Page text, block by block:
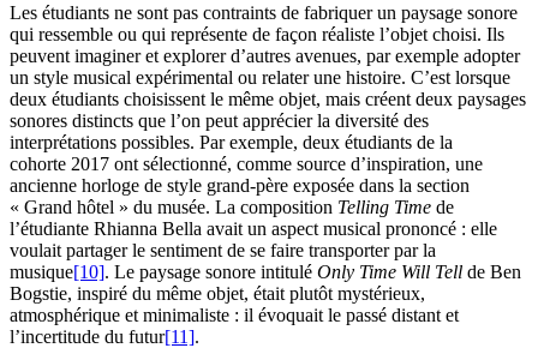
Les étudiants ne sont pas contraints de fabriquer un paysage sonore
qui ressemble ou qui représente de façon réaliste l’objet choisi. Ils
peuvent imaginer et explorer d’autres avenues, par exemple adopter
un style musical expérimental ou relater une histoire. C’est lorsque
deux étudiants choisissent le même objet, mais créent deux paysages
sonores distincts que l’on peut apprécier la diversité des
interprétations possibles. Par exemple, deux étudiants de la
cohorte 2017 ont sélectionné, comme source d’inspiration, une
ancienne horloge de style grand-père exposée dans la section
« Grand hôtel » du musée. La composition Telling Time de
l’étudiante Rhianna Bella avait un aspect musical prononcé : elle
voulait partager le sentiment de se faire transporter par la
musique[10]. Le paysage sonore intitulé Only Time Will Tell de Ben
Bogstie, inspiré du même objet, était plutôt mystérieux,
atmosphérique et minimaliste : il évoquait le passé distant et
l’incertitude du futur[11].